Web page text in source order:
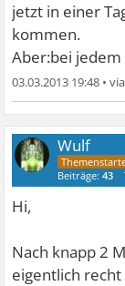
jetzt in einer
kommen.
Aber:bei jedem
03.03.2013 19:48 •
Wulf
Beiträge:43
Hi,
Nach knapp 2
eigentlich recht